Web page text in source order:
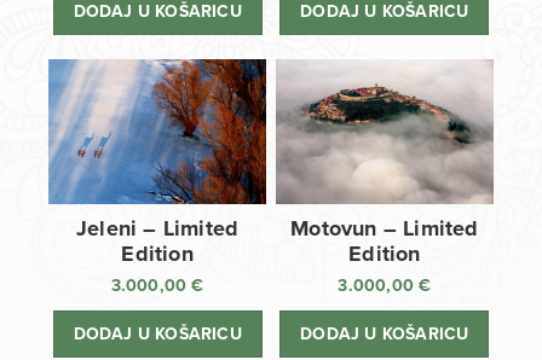
DODAJ U KOŠARICU DODAJ U KOŠARICU
Jeleni – Limited
Edition
3.000,00€
DODAJ U KOŠARICU
Motovun – Limited
Edition
3.000,00€
DODAJ U KOŠARICU